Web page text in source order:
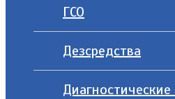
ГСО
Дезсредства